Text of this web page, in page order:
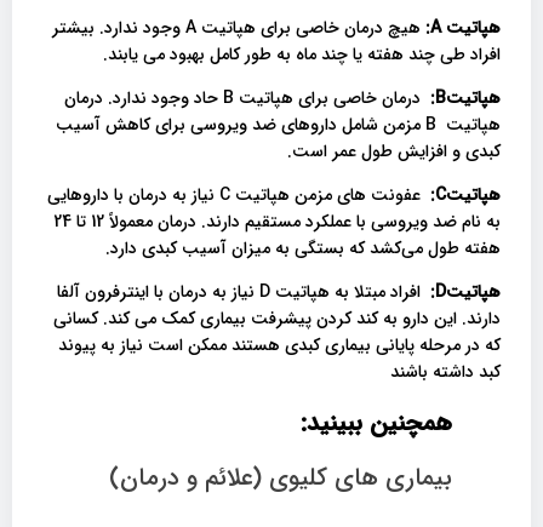
هپاتیتA:
هیچ درمان خاصی برای هپاتیت A وجود ندارد. بیشتر
افراد طی چند هفته یا چند ماه به طور کامل بهبود می یابند.
هپاتیتB:
درمان خاصی برای هپاتیت B حاد وجود ندارد. درمان
هپاتیت B مزمن شامل داروهای ضد ویروسی برای کاهش آسیب
کبدی و افزایش طول عمر است.
هپاتیتC:
عفونت های مزمن هپاتیت C نیاز به درمان با داروهایی
به نام ضد ویروسی با عملکرد مستقیم دارند. درمان معمولاً 12 تا 24
هفته طول می‌کشد که بستگی به میزان آسیب کبدی دارد.
هپاتیتD:
افراد مبتلا به هپاتیت D نیاز به درمان با اینترفرون آلفا
دارند. این دارو به کند کردن پیشرفت بیماری کمک می کند. کسانی
که در مرحله پایانی بیماری کبدی هستند ممکن است نیاز به پیوند
کبد داشته باشند
همچنین ببینید:
بیماری های کلیوی (علائم و درمان)